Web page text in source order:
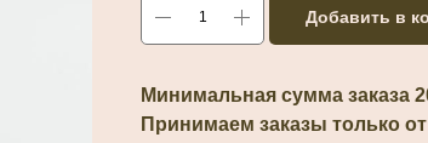
Добавить в
Минимальная сумма заказа
Принимаем заказы только